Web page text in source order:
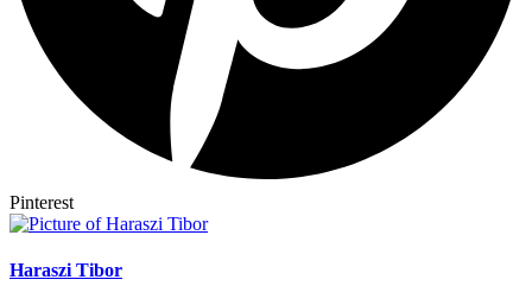
Pinterest
Haraszi Tibor